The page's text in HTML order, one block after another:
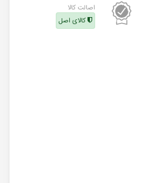
اصالت کالا
کالای اصل